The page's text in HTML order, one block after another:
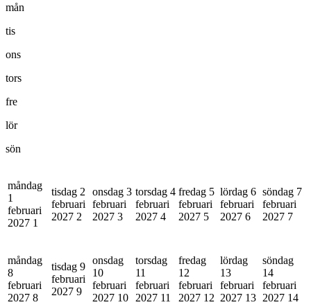
mån
tis
ons
tors
fre
lör
sön
måndag
1
februari
2027 1
tisdag 2
februari
2027 2
onsdag 3
februari
2027 3
torsdag 4
februari
2027 4
fredag 5
februari
2027 5
lördag 6
februari
2027 6
söndag 7
februari
2027 7
måndag
8
februari
2027 8
tisdag 9
februari
2027 9
onsdag
10
februari
2027 10
torsdag
11
februari
2027 11
fredag
12
februari
2027 12
lördag
13
februari
2027 13
söndag
14
februari
2027 14